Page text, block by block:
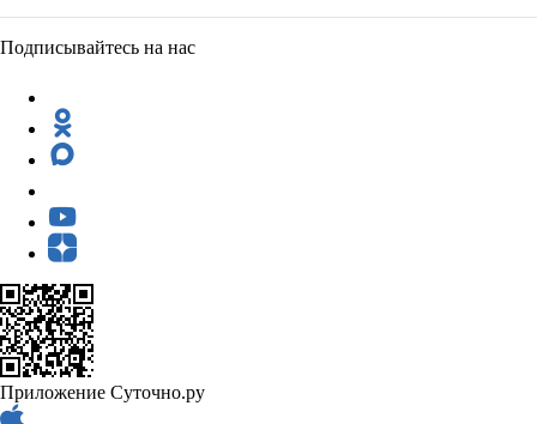
Подписывайтесь на нас
Приложение Суточно.ру